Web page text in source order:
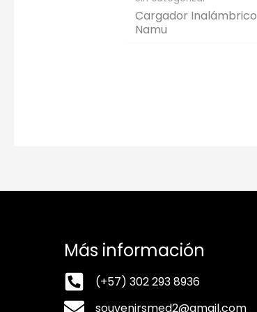
Cargador Inalámbrico
Namu
Más información
(+57) 302 293 8936
souvenirsmed2@gmail.com